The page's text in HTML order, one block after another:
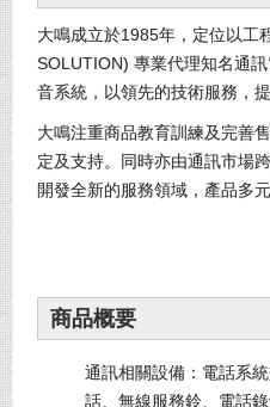
大鳴成立於1985年，定位以工
SOLUTION) 專業代理知名通
音系統，以領先的技術服務，
大鳴注重商品教育訓練及完善
定及支持。同時亦由通訊市場
開發全新的服務領域，產品多
商品概要
通訊相關設備：電話系
話、無線服務鈴、電話